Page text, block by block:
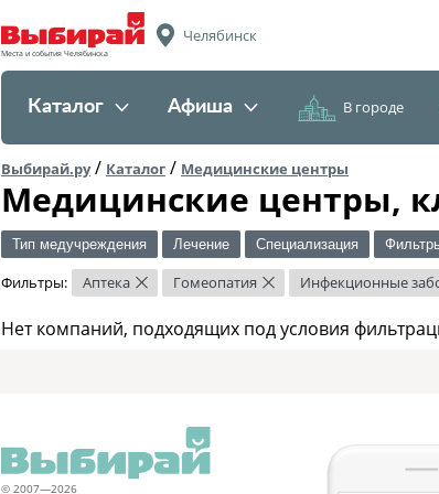
Места и события Челябинска
Челябинск
Каталог Афиша В городе
Выбирай.ру/ Каталог / Медицинские центры
Медицинские центры,
Тип медучреждения Лечение Специализация
Фильтры: Аптека × Гомеопатия × Инфекционные
Нет компаний, подходящих под условия
© 2007—2026